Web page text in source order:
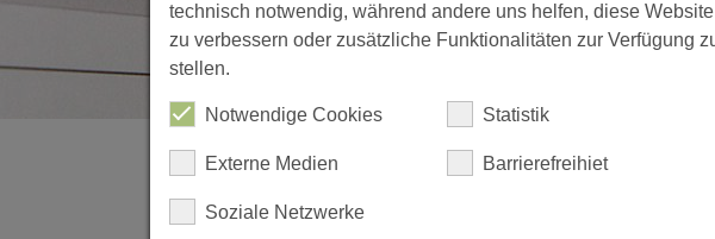
Termine und
technisch notwendig, während andere uns helfen, diese Website
zu verbessern oder zusätzliche Funktionalitäten zur Verfügung
stellen.
Notwendige Cookies Statistik
Externe Medien Barrierefreihiet
Soziale Netzwerke